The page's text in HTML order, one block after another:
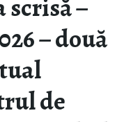
scrisă –
– două
de